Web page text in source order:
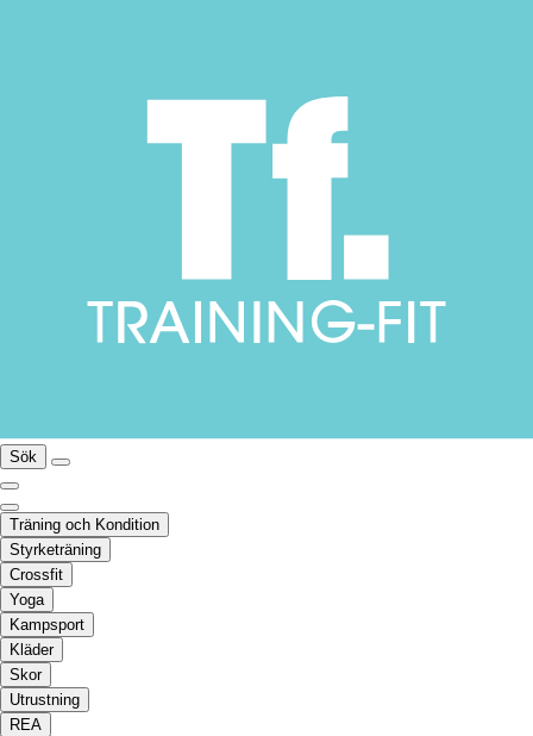
Sök
Träning och Kondition
Styrketräning
Crossfit
Yoga
Kampsport
Kläder
Skor
Utrustning
REA